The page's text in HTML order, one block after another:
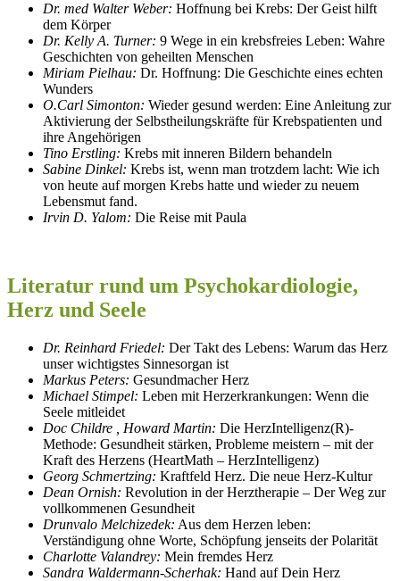
Dr. med Walter Weber: Hoffnung bei Krebs: Der Geist hilft
dem Körper
Dr. Kelly A. Turner: 9 Wege in ein krebsfreies Leben: Wahre
Geschichten von geheilten Menschen
Miriam Pielhau: Dr. Hoffnung: Die Geschichte eines echten
Wunders
O.Carl Simonton: Wieder gesund werden: Eine Anleitung zur
Aktivierung der Selbstheilungskräfte für Krebspatienten und
ihre Angehörigen
Tino Erstling: Krebs mit inneren Bildern behandeln
Sabine Dinkel: Krebs ist, wenn man trotzdem lacht: Wie ich
von heute auf morgen Krebs hatte und wieder zu neuem
Lebensmut fand.
Irvin D. Yalom: Die Reise mit Paula
Literatur rund um Psychokardiologie,
Herz und Seele
Dr. Reinhard Friedel: Der Takt des Lebens: Warum das Herz
unser wichtigstes Sinnesorgan ist
Markus Peters: Gesundmacher Herz
Michael Stimpel: Leben mit Herzerkrankungen: Wenn die
Seele mitleidet
Doc Childre , Howard Martin: Die HerzIntelligenz(R)-
Methode: Gesundheit stärken, Probleme meistern – mit der
Kraft des Herzens (HeartMath – HerzIntelligenz)
Georg Schmertzing: Kraftfeld Herz. Die neue Herz-Kultur
Dean Ornish: Revolution in der Herztherapie – Der Weg zur
vollkommenen Gesundheit
Drunvalo Melchizedek: Aus dem Herzen leben:
Verständigung ohne Worte, Schöpfung jenseits der Polarität
Charlotte Valandrey: Mein fremdes Herz
Sandra Waldermann-Scherhak: Hand auf Dein Herz